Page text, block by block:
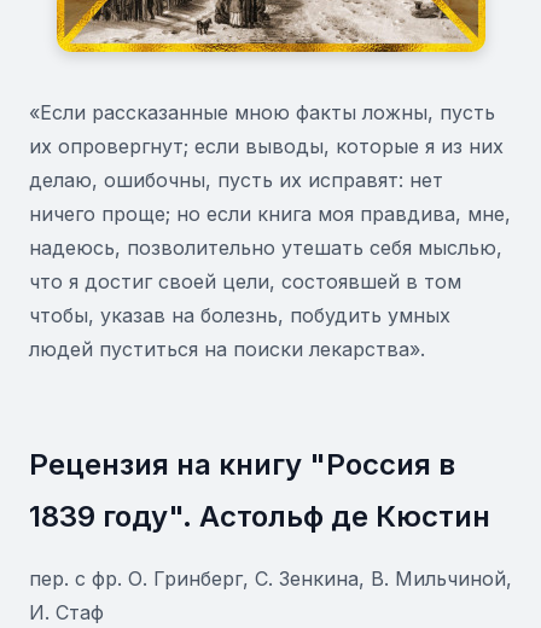
«Если рассказанные мною факты ложны, пусть
их опровергнут; если выводы, которые я из них
делаю, ошибочны, пусть их исправят: нет
ничего проще; но если книга моя правдива, мне,
надеюсь, позволительно утешать себя мыслью,
что я достиг своей цели, состоявшей в том
чтобы, указав на болезнь, побудить умных
людей пуститься на поиски лекарства».
Рецензия на книгу "Россия в
1839 году". Астольф де Кюстин
пер. с фр. О. Гринберг, С. Зенкина, В. Мильчиной,
И. Стаф